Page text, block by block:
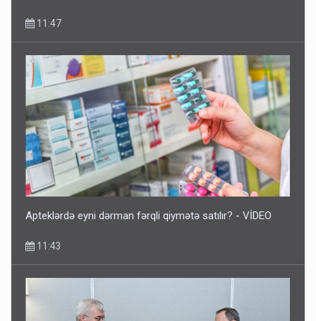
11:47
Apteklərdə eyni dərman fərqli qiymətə satılır? - VİDEO
11:43